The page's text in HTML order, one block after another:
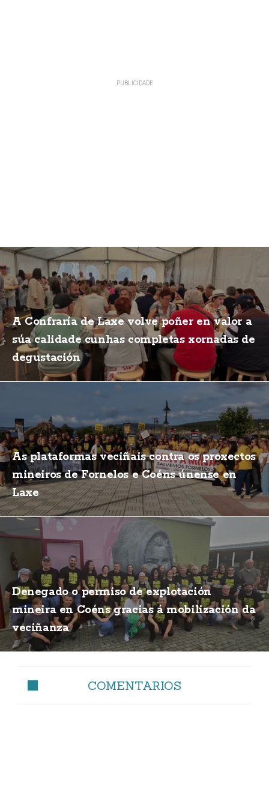
A Confraría de Laxe volve poñer en valor a
súa calidade cunhas completas xornadas de
degustación
As plataformas veciñais contra os proxectos
mineiros de Fornelos e Coéns únense en
Laxe
Denegado o permiso de explotación
mineira en Coéns gracias á mobilización da
veciñanza
COMENTARIOS